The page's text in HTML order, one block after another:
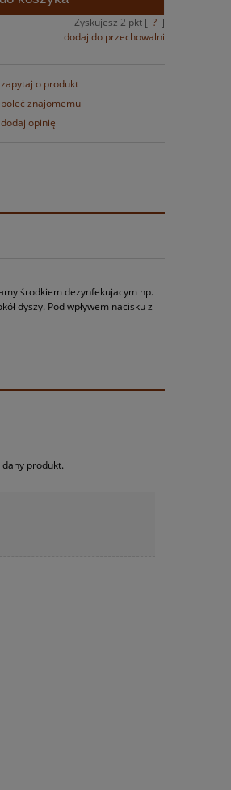
Zyskujesz 2 pkt [ ? ]
dodaj do przechowalni
zapytaj o produkt
poleć znajomemu
dodaj opinię
środkiem dezynfekujacym np.
dyszy. Pod wpływem nacisku z
produkt.